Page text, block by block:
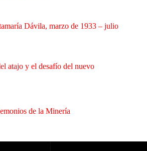
Dávila, marzo de 1933 – julio
atajo y el desafío del nuevo
de la Minería